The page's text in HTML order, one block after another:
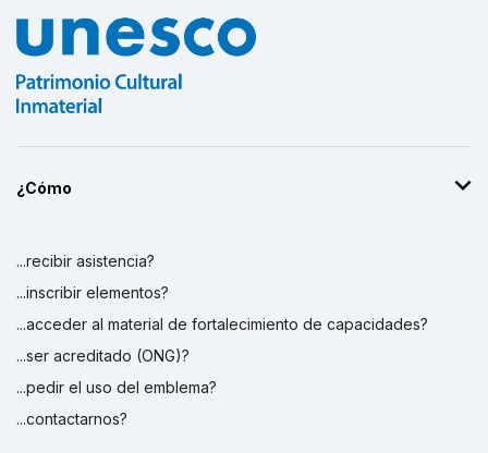
¿Cómo
...recibir asistencia?
...inscribir elementos?
...acceder al material de fortalecimiento de capacidades?
...ser acreditado (ONG)?
...pedir el uso del emblema?
...contactarnos?